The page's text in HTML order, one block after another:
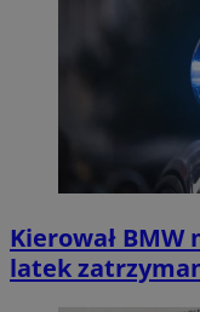
Kierował BMW
latek